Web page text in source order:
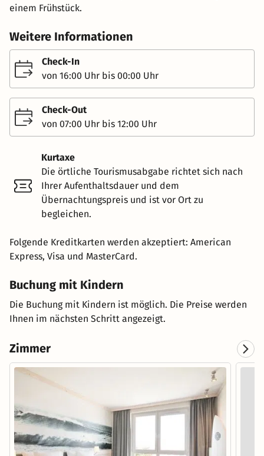
einem Frühstück.
Weitere Informationen
Check-In
von 16:00 Uhr bis 00:00 Uhr
Check-Out
von 07:00 Uhr bis 12:00 Uhr
Kurtaxe
Die örtliche Tourismusabgabe richtet sich nach
Ihrer Aufenthaltsdauer und dem
Übernachtungspreis und ist vor Ort zu
begleichen.
Folgende Kreditkarten werden akzeptiert: American
Express, Visa und MasterCard.
Buchung mit Kindern
Die Buchung mit Kindern ist möglich. Die Preise werden
Ihnen im nächsten Schritt angezeigt.
Zimmer